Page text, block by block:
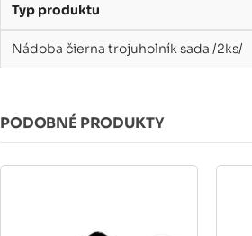
Typ produktu
Nádoba čierna trojuholník sada /2ks/
PODOBNÉ PRODUKTY